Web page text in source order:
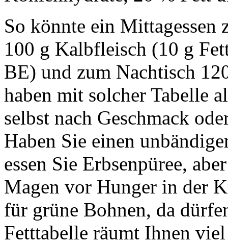
So könnte ein
100 g Kalbfleisch (10 g
BE) und zum Nachtisch
haben mit solcher Tabelle
selbst nach Geschmack
Haben Sie einen
essen Sie Erbsenpüree,
Magen vor Hunger in der
für grüne Bohnen, da
Fetttabelle räumt Ihnen